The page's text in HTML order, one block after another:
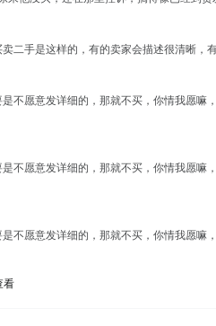
卖二手是这样的，有的卖家会描述很清晰，
是不愿意发详细的，那就不买，你情我愿嘛
是不愿意发详细的，那就不买，你情我愿嘛
是不愿意发详细的，那就不买，你情我愿嘛
看